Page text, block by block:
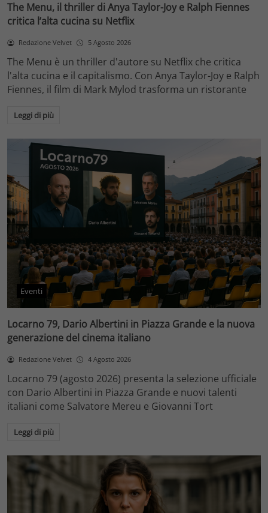
The Menu, il thriller di Anya Taylor-Joy e Ralph Fiennes
critica l’alta cucina su Netflix
Redazione Velvet 5 Agosto 2026
The Menu è un thriller d'autore su Netflix che critica
l'alta cucina e il capitalismo. Con Anya Taylor-Joy e Ralph
Fiennes, il film di Mark Mylod trasforma un ristorante
Leggi di più
Eventi
Locarno 79, Dario Albertini in Piazza Grande e la nuova
generazione del cinema italiano
Redazione Velvet 4 Agosto 2026
Locarno 79 (agosto 2026) presenta la selezione ufficiale
con Dario Albertini in Piazza Grande e nuovi talenti
italiani come Salvatore Mereu e Giovanni Tort
Leggi di più